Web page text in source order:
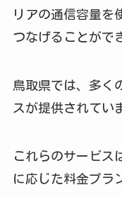
リアの通信容量を
つなげることがで
鳥取県では、多く
スが提供されてい
これらのサービス
に応じた料金プラ